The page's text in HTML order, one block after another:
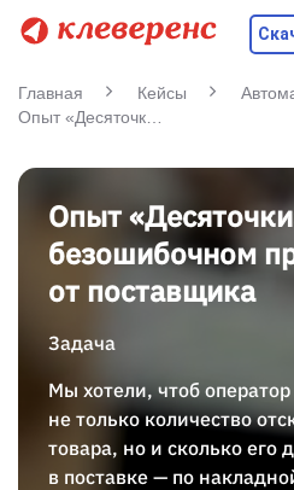
Главная Кейсы
Опыт
безошибочном
от поставщика
Задача
Мы хотели, чтоб
не только количество
товара, но и сколько его
в поставке — по